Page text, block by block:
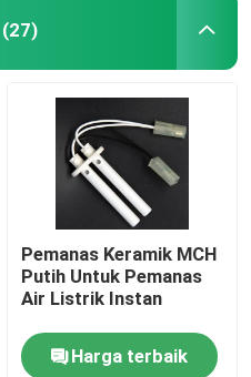
(27)
Pemanas Keramik MCH
Putih Untuk Pemanas
Air Listrik Instan
Harga terbaik